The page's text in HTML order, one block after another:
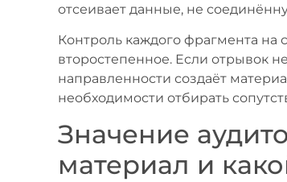
отсеивает данные, не
Контроль каждого фрагмента на
второстепенное. Если отрывок
направленности создаёт
необходимости отбирать
Значение
материал и